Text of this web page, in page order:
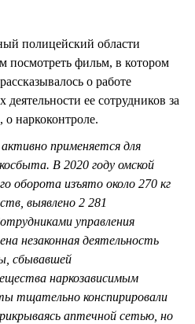
полицейский области
посмотреть фильм, в котором
о работе
ее сотрудников за
наркоконтроле.
применяется для
В 2020 году омской
оборота изъято около 270 кг
выявлено 2 281
управления
незаконная деятельность
сбывавшей
наркозависимым
тщательно конспирировали
аптечной сетью, но